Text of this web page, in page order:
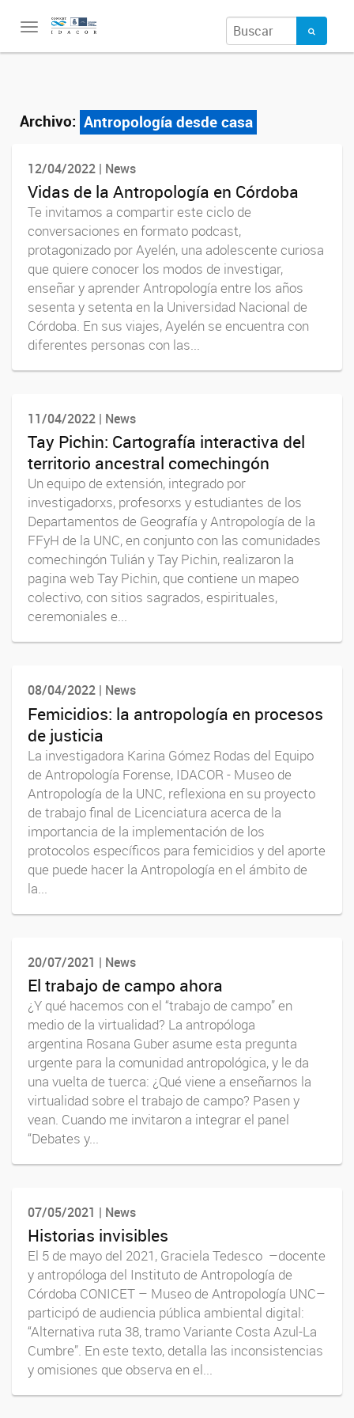
Toggle
Archivo: Antropología desde casa
12/04/2022 | News
Vidas de la Antropología en Córdoba
Te invitamos a compartir este ciclo de
conversaciones en formato podcast,
protagonizado por Ayelén, una adolescente curiosa
que quiere conocer los modos de investigar,
enseñar y aprender Antropología entre los años
sesenta y setenta en la Universidad Nacional de
Córdoba. En sus viajes, Ayelén se encuentra con
diferentes personas con las...
11/04/2022 | News
Tay Pichin: Cartografía interactiva del
territorio ancestral comechingón
Un equipo de extensión, integrado por
investigadorxs, profesorxs y estudiantes de los
Departamentos de Geografía y Antropología de la
FFyH de la UNC, en conjunto con las comunidades
comechingón Tulián y Tay Pichin, realizaron la
pagina web Tay Pichin, que contiene un mapeo
colectivo, con sitios sagrados, espirituales,
ceremoniales e...
08/04/2022 | News
Femicidios: la antropología en procesos
de justicia
La investigadora Karina Gómez Rodas del Equipo
de Antropología Forense, IDACOR - Museo de
Antropología de la UNC, reflexiona en su proyecto
de trabajo final de Licenciatura acerca de la
importancia de la implementación de los
protocolos específicos para femicidios y del aporte
que puede hacer la Antropología en el ámbito de
la...
20/07/2021 | News
El trabajo de campo ahora
¿Y qué hacemos con el “trabajo de campo” en
medio de la virtualidad? La antropóloga
argentina Rosana Guber asume esta pregunta
urgente para la comunidad antropológica, y le da
una vuelta de tuerca: ¿Qué viene a enseñarnos la
virtualidad sobre el trabajo de campo? Pasen y
vean. Cuando me invitaron a integrar el panel
“Debates y...
07/05/2021 | News
Historias invisibles
El 5 de mayo del 2021, Graciela Tedesco –docente
y antropóloga del Instituto de Antropología de
Córdoba CONICET – Museo de Antropología UNC–
participó de audiencia pública ambiental digital:
“Alternativa ruta 38, tramo Variante Costa Azul-La
Cumbre”. En este texto, detalla las inconsistencias
y omisiones que observa en el...